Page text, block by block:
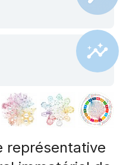
représentative